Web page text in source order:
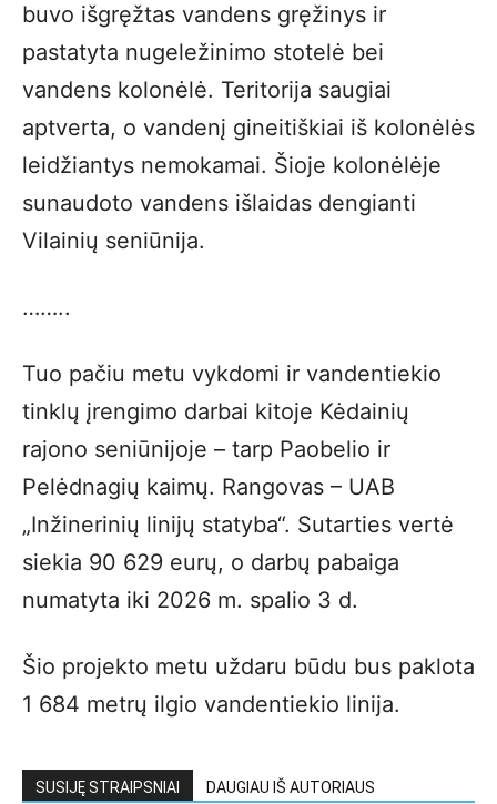
buvo išgręžtas vandens gręžinys ir
pastatyta nugeležinimo stotelė bei
vandens kolonėlė. Teritorija saugiai
aptverta, o vandenį gineitiškiai iš kolonėlės
leidžiantys nemokamai. Šioje kolonėlėje
sunaudoto vandens išlaidas dengianti
Vilainių seniūnija.
……..
Tuo pačiu metu vykdomi ir vandentiekio
tinklų įrengimo darbai kitoje Kėdainių
rajono seniūnijoje – tarp Paobelio ir
Pelėdnagių kaimų. Rangovas – UAB
„Inžinerinių linijų statyba“. Sutarties vertė
siekia 90 629 eurų, o darbų pabaiga
numatyta iki 2026 m. spalio 3 d.
Šio projekto metu uždaru būdu bus paklota
1 684 metrų ilgio vandentiekio linija.
SUSIJĘ STRAIPSNIAI DAUGIAU IŠ AUTORIAUS